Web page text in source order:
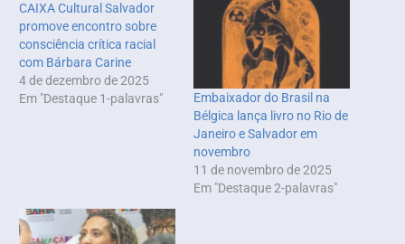
CAIXA Cultural Salvador
promove encontro sobre
consciência crítica racial
com Bárbara Carine
4 de dezembro de 2025
Em "Destaque 1-palavras"
Embaixador do Brasil na
Bélgica lança livro no Rio de
Janeiro e Salvador em
novembro
11 de novembro de 2025
Em "Destaque 2-palavras"